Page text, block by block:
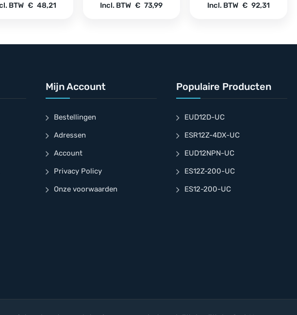
€ 48,21
BTW € 73,99
Incl. BTW € 92,31
Incl. BTW
Mijn Account
Bestellingen
Adressen
Account
Privacy Policy
Onze voorwaarden
Populaire Producten
EUD12D-UC
ESR12Z-4DX-UC
EUD12NPN-UC
ES12Z-200-UC
ES12-200-UC